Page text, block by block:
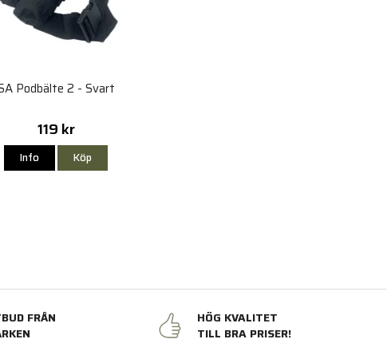
Podbälte 2 - Svart
119 kr
Info Köp
FRÅN
HÖG KVALITET
TILL BRA PRISER!